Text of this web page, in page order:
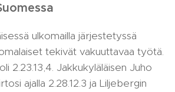
ulkomailla järjestetyssä
tekivät vakuuttavaa työtä.
2.23.13,4. Jakkukyläläisen Juho
ajalla 2.28.12.3 ja Liljebergin